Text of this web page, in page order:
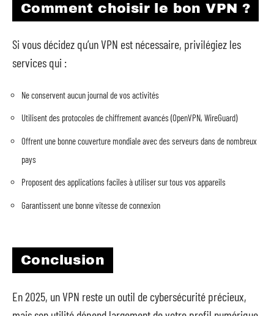
Comment choisir le bon VPN ?
Si vous décidez qu’un VPN est nécessaire, privilégiez les
services qui :
Ne conservent aucun journal de vos activités
Utilisent des protocoles de chiffrement avancés (OpenVPN, WireGuard)
Offrent une bonne couverture mondiale avec des serveurs dans de nombreux
pays
Proposent des applications faciles à utiliser sur tous vos appareils
Garantissent une bonne vitesse de connexion
Conclusion
En 2025, un VPN reste un outil de cybersécurité précieux,